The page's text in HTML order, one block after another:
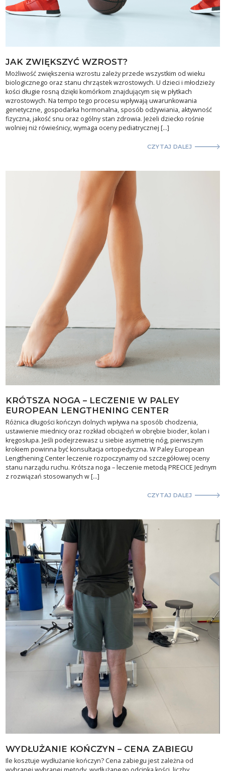
JAK ZWIĘKSZYĆ WZROST?
Możliwość zwiększenia wzrostu zależy przede wszystkim od wieku
biologicznego oraz stanu chrząstek wzrostowych. U dzieci i młodzieży
kości długie rosną dzięki komórkom znajdującym się w płytkach
wzrostowych. Na tempo tego procesu wpływają uwarunkowania
genetyczne, gospodarka hormonalna, sposób odżywiania, aktywność
fizyczna, jakość snu oraz ogólny stan zdrowia. Jeżeli dziecko rośnie
wolniej niż rówieśnicy, wymaga oceny pediatrycznej […]
CZYTAJ DALEJ
KRÓTSZA NOGA – LECZENIE W PALEY
EUROPEAN LENGTHENING CENTER
Różnica długości kończyn dolnych wpływa na sposób chodzenia,
ustawienie miednicy oraz rozkład obciążeń w obrębie bioder, kolan i
kręgosłupa. Jeśli podejrzewasz u siebie asymetrię nóg, pierwszym
krokiem powinna być konsultacja ortopedyczna. W Paley European
Lengthening Center leczenie rozpoczynamy od szczegółowej oceny
stanu narządu ruchu. Krótsza noga – leczenie metodą PRECICE Jednym
z rozwiązań stosowanych w […]
CZYTAJ DALEJ
WYDŁUŻANIE KOŃCZYN – CENA ZABIEGU
Ile kosztuje wydłużanie kończyn? Cena zabiegu jest zależna od